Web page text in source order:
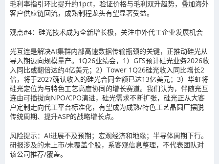
毛利率指引环比提升约1pct，验证价格与毛利双升趋势，叠加海外
客户供应链回流，成熟制程龙头有望显著受益。
观点#4：硅光技术成为全新增长极，关注中外代工企业发展机会
光互连是解决AI集群内部高速数据传输瓶颈的关键，正推动硅光从
导入期迈向规模量产。1Q26业绩会，1）GFS预计硅光业务2026收
入同比或翻倍达约4亿美元；2）Tower 1Q26硅光收入同比增长2
倍，将于2027确认收入的硅光合同金额已达13亿美元；3）华虹将
硅光定位为与特色工艺高度协同的增长赛道。我们认为，伴随光互
连由可插拔向NPO/CPO演进，硅光需求不断扩张，硅光正从大客
户定制走向代工平台标准化，有望成为成熟/特色工艺晶圆厂摆脱
传统周期、提升ASP的战略增长点。
风险提示：AI进展不及预期；宏观经济和地缘；半导体周期下行。
研报涉及的未上市/未覆盖个股，系客观信息整理，不代表团队对
该公司推荐/覆盖。